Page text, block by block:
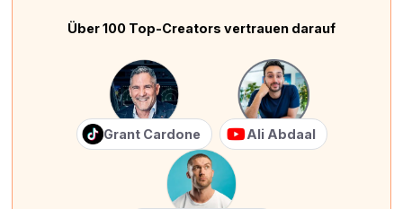
Über 100 Top-Creators vertrauen darauf
Grant Cardone Ali Abdaal